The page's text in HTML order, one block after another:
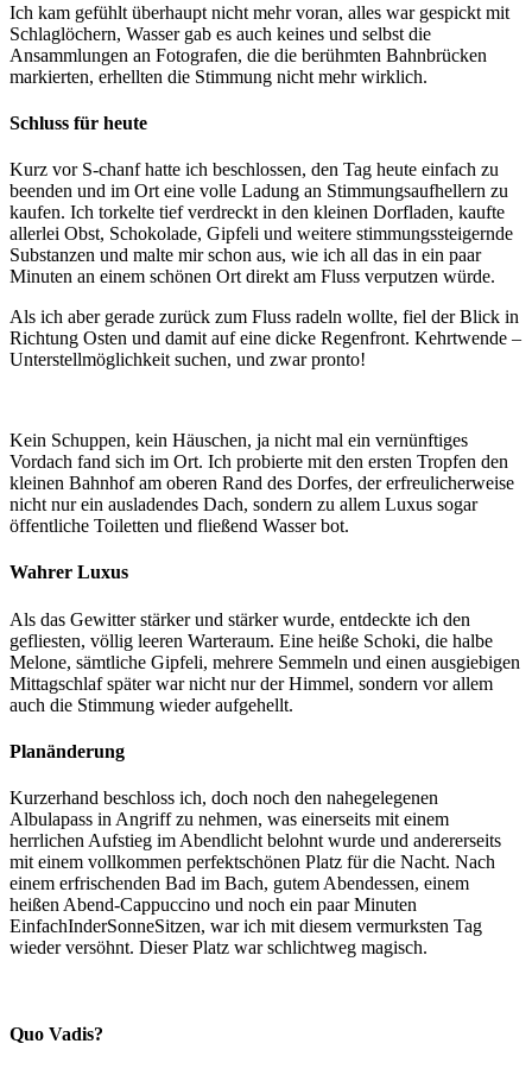
Ich kam gefühlt überhaupt nicht mehr voran, alles war gespickt mit
Schlaglöchern, Wasser gab es auch keines und selbst die
Ansammlungen an Fotografen, die die berühmten Bahnbrücken
markierten, erhellten die Stimmung nicht mehr wirklich.
Schluss für heute
Kurz vor S-chanf hatte ich beschlossen, den Tag heute einfach zu
beenden und im Ort eine volle Ladung an Stimmungsaufhellern zu
kaufen. Ich torkelte tief verdreckt in den kleinen Dorfladen, kaufte
allerlei Obst, Schokolade, Gipfeli und weitere stimmungssteigernde
Substanzen und malte mir schon aus, wie ich all das in ein paar
Minuten an einem schönen Ort direkt am Fluss verputzen würde.
Als ich aber gerade zurück zum Fluss radeln wollte, fiel der Blick in
Richtung Osten und damit auf eine dicke Regenfront. Kehrtwende –
Unterstellmöglichkeit suchen, und zwar pronto!
Kein Schuppen, kein Häuschen, ja nicht mal ein vernünftiges
Vordach fand sich im Ort. Ich probierte mit den ersten Tropfen den
kleinen Bahnhof am oberen Rand des Dorfes, der erfreulicherweise
nicht nur ein ausladendes Dach, sondern zu allem Luxus sogar
öffentliche Toiletten und fließend Wasser bot.
Wahrer Luxus
Als das Gewitter stärker und stärker wurde, entdeckte ich den
gefliesten, völlig leeren Warteraum. Eine heiße Schoki, die halbe
Melone, sämtliche Gipfeli, mehrere Semmeln und einen ausgiebigen
Mittagschlaf später war nicht nur der Himmel, sondern vor allem
auch die Stimmung wieder aufgehellt.
Planänderung
Kurzerhand beschloss ich, doch noch den nahegelegenen
Albulapass in Angriff zu nehmen, was einerseits mit einem
herrlichen Aufstieg im Abendlicht belohnt wurde und andererseits
mit einem vollkommen perfektschönen Platz für die Nacht. Nach
einem erfrischenden Bad im Bach, gutem Abendessen, einem
heißen Abend-Cappuccino und noch ein paar Minuten
EinfachInderSonneSitzen, war ich mit diesem vermurksten Tag
wieder versöhnt. Dieser Platz war schlichtweg magisch.
Quo Vadis?